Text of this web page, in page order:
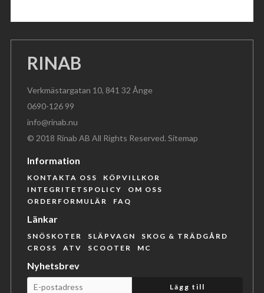
RINAB
Verkmästargatan 10, 841 32 Ånge
0690-126 99
info@rinab.nu
© 2018 Rinab AB All Rights Reserved.Sitemap
Information
KONTAKTA OSS
KÖPVILLKOR
INTEGRITETSPOLICY
OM OSS
ORDERFORMULÄR
FAQ
Länkar
SNÖSKOTER SLÄPVAGN
SKOG & TRÄDGÅRD
CROSS
ATV SCOOTER MC
Nyhetsbrev
Lägg till